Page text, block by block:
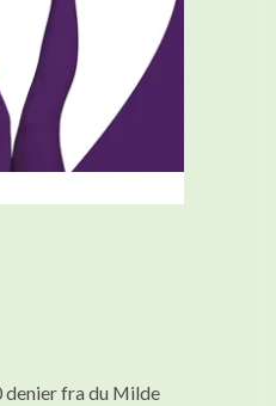
denier fra du Milde